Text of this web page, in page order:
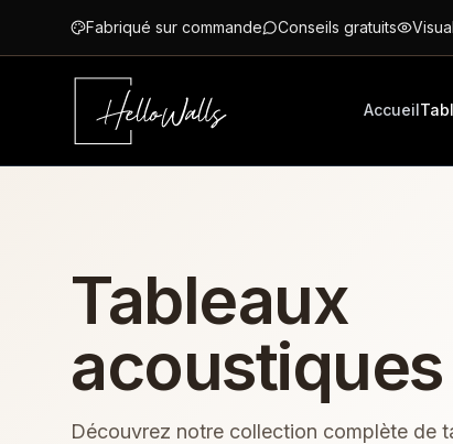
Fabriqué sur commande Conseils gratuits
Accueil
Tableaux
acoustiques
Découvrez notre collection complète de